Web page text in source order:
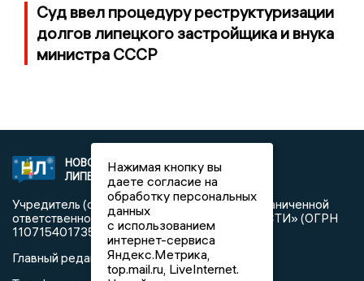
Суд ввел процедуру реструктуризации
долгов липецкого застройщика и внука
министра СССР
НОВОСТИ
ЛИПЕЦКА
2021 © NEWSLIPETSK.RU | СИ
«Новости Липецка»
Учредитель (соучредители): Общество с ограниченной
ответственностью «РЕГИОНАЛЬНЫЕ НОВОСТИ» (ОГРН
1107154017354)
Главный редактор: Герцог Е.Г.
Нажимая кнопку вы
даете согласие на
обработку персональных
данных
с использованием
интернет-сервиса
Яндекс.Метрика,
top.mail.ru, LiveInternet.